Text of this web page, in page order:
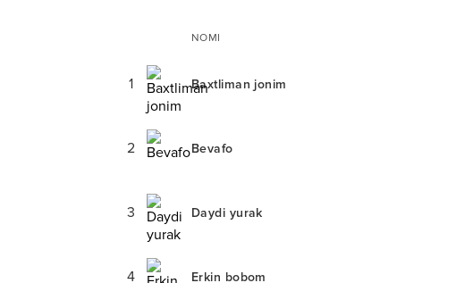
NOMI
1 Baxtliman jonim
2 Bevafo
3 Daydi yurak
4 Erkin bobom